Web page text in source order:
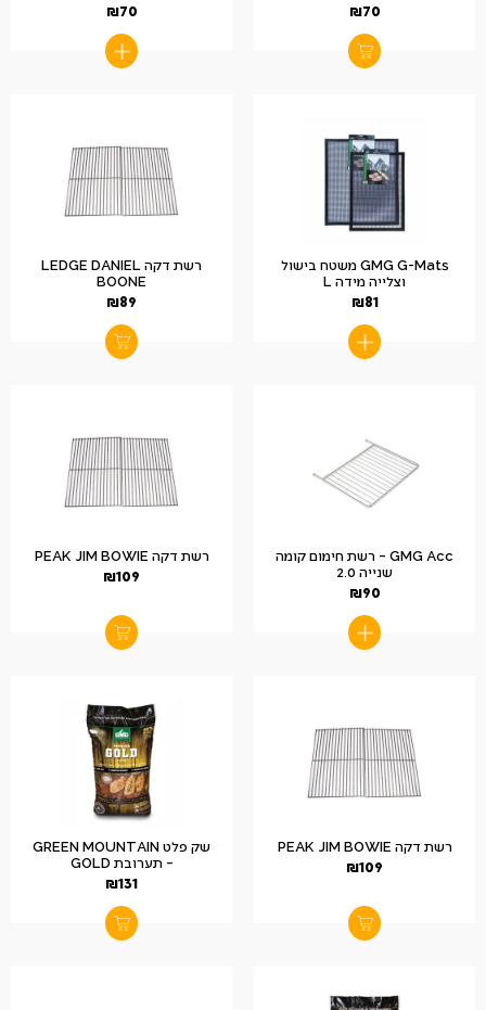
₪70
₪70
GMG G-Mats משטח בישול
וצלייה מידה L
₪81
רשת דקה LEDGE DANIEL
BOONE
₪89
GMG Acc – רשת חימום קומה
שנייה 2.0
₪90
רשת דקה PEAK JIM BOWIE
₪109
רשת דקה PEAK JIM BOWIE
₪109
שק פלט GREEN MOUNTAIN
– תערובת GOLD
₪131